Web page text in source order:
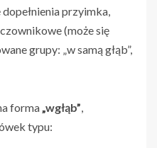
dopełnienia przyimka,
(może się
grupy: „w samą głąb”,
forma„wgłąb”,
typu: